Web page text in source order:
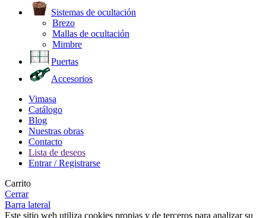
Sistemas de ocultación
Brezo
Mallas de ocultación
Mimbre
Puertas
Accesorios
Vimasa
Catálogo
Blog
Nuestras obras
Contacto
Lista de deseos
Entrar / Registrarse
Carrito
Cerrar
Barra lateral
Este sitio web utiliza cookies propias y de terceros para analizar su